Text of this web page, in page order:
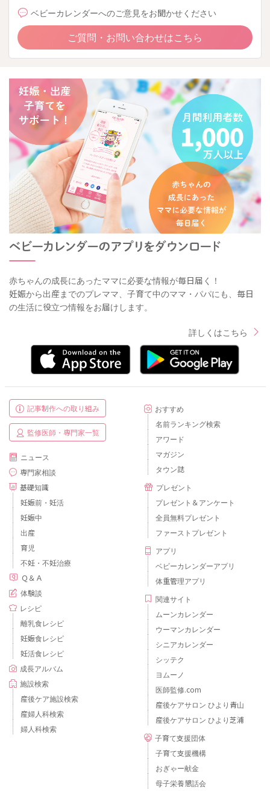
ベビーカレンダーへのご意見をお聞かせください
ご質問・お問い合わせはこちら
赤ちゃんの成長にあったママに必要な情報が毎日届く！
妊娠から出産までのプレママ、子育て中のママ・パパにも、毎日
の生活に役立つ情報をお届けします。
詳しくはこちら
記事制作への取り組み
監修医師・専門家一覧
ニュース
専門家相談
基礎知識
妊娠前・妊活
妊娠中
出産
育児
不妊・不妊治療
Ｑ＆Ａ
体験談
レシピ
離乳食レシピ
妊娠食レシピ
妊活食レシピ
成長アルバム
施設検索
産後ケア施設検索
産婦人科検索
婦人科検索
おすすめ
名前ランキング検索
アワード
マガジン
タウン誌
プレゼント
プレゼント＆アンケート
全員無料プレゼント
ファーストプレゼント
アプリ
ベビーカレンダーアプリ
体重管理アプリ
関連サイト
ムーンカレンダー
ウーマンカレンダー
シニアカレンダー
シッテク
ヨムーノ
医師監修.com
産後ケアサロン ひより青山
産後ケアサロン ひより芝浦
子育て支援団体
子育て支援機構
おぎゃー献金
母子栄養懇話会